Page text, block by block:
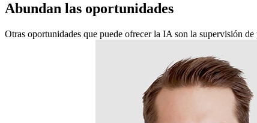
Abundan las oportunidades
Otras oportunidades que puede ofrecer la IA son la supervisión